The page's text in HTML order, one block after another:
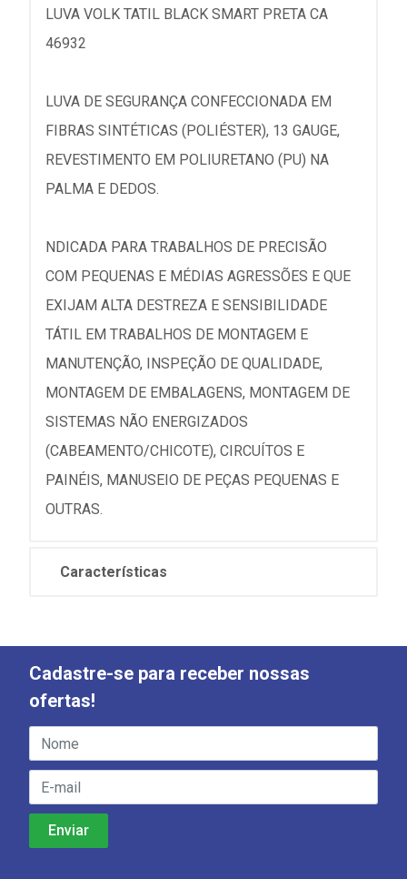
LUVA VOLK TATIL BLACK SMART PRETA CA
46932
LUVA DE SEGURANÇA CONFECCIONADA EM
FIBRAS SINTÉTICAS (POLIÉSTER), 13 GAUGE,
REVESTIMENTO EM POLIURETANO (PU) NA
PALMA E DEDOS.
NDICADA PARA TRABALHOS DE PRECISÃO
COM PEQUENAS E MÉDIAS AGRESSÕES E QUE
EXIJAM ALTA DESTREZA E SENSIBILIDADE
TÁTIL EM TRABALHOS DE MONTAGEM E
MANUTENÇÃO, INSPEÇÃO DE QUALIDADE,
MONTAGEM DE EMBALAGENS, MONTAGEM DE
SISTEMAS NÃO ENERGIZADOS
(CABEAMENTO/CHICOTE), CIRCUÍTOS E
PAINÉIS, MANUSEIO DE PEÇAS PEQUENAS E
OUTRAS.
Características
Cadastre-se para receber nossas
ofertas!